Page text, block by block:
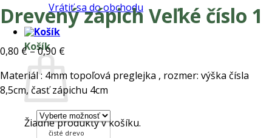
Vrátiť sa do obchodu
Košík
Žiadne produkty v košíku.
Drevený zápich Veľké číslo 1
0,80 €–0,90 €Price
0,80 €
through
0,90 €
Materiál : 4mm topoľová preglejka , rozmer: výška čísla
8,5cm, časť zápichu 4cm
čisté drevo